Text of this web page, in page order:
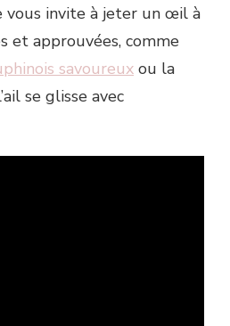
vous invite à jeter un œil à
et approuvées, comme
savoureux ou la
se glisse avec